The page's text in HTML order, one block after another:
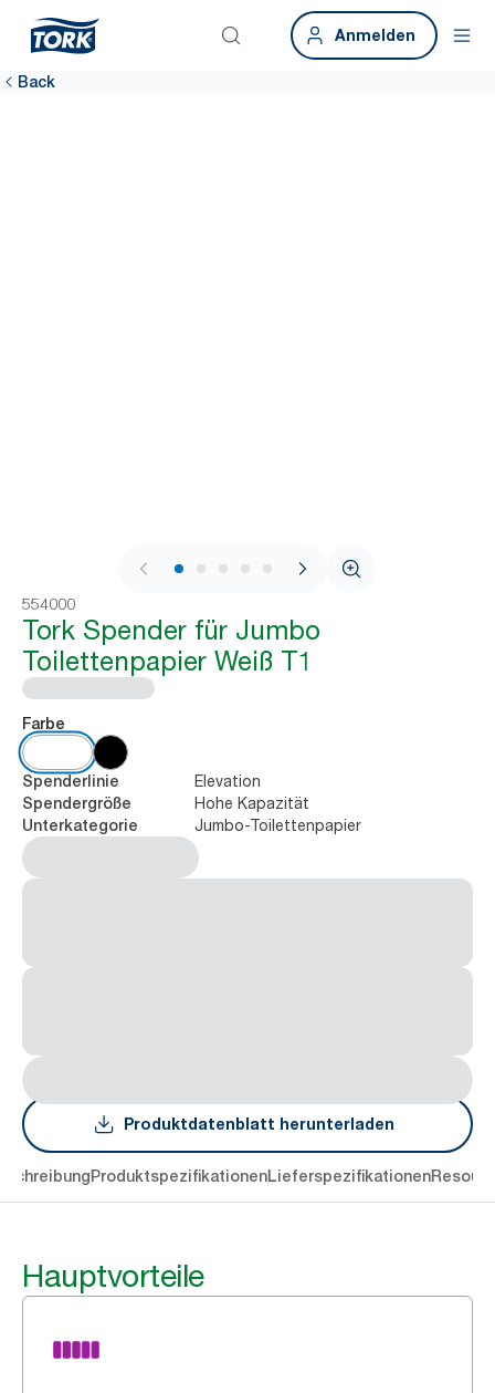
Anmelden
Back
1 / 9
554000
Tork Spender für Jumbo
Toilettenpapier Weiß T1
Farbe
Spenderlinie Elevation
Spendergröße Hohe Kapazität
Unterkategorie Jumbo-Toilettenpapier
Produktdatenblatt herunterladen
ProduktspezifikationenLieferspezifikationen
Hauptvorteile